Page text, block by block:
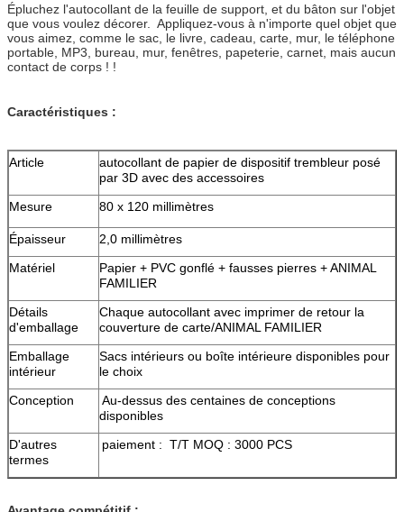
Épluchez l'autocollant de la feuille de support, et du bâton sur l'objet
que vous voulez décorer. Appliquez-vous à n'importe quel objet que
vous aimez, comme le sac, le livre, cadeau, carte, mur, le téléphone
portable, MP3, bureau, mur, fenêtres, papeterie, carnet, mais aucun
contact de corps ! !
Caractéristiques :
Article
autocollant de papier de dispositif trembleur posé
par 3D avec des accessoires
Mesure
80 x 120 millimètres
Épaisseur
2,0 millimètres
Matériel
Papier + PVC gonflé + fausses pierres + ANIMAL
FAMILIER
Détails
d'emballage
Chaque autocollant avec imprimer de retour la
couverture de carte/ANIMAL FAMILIER
Emballage
intérieur
Sacs intérieurs ou boîte intérieure disponibles pour
le choix
Conception
Au-dessus des centaines de conceptions
disponibles
D'autres
termes
paiement : T/T MOQ : 3000 PCS